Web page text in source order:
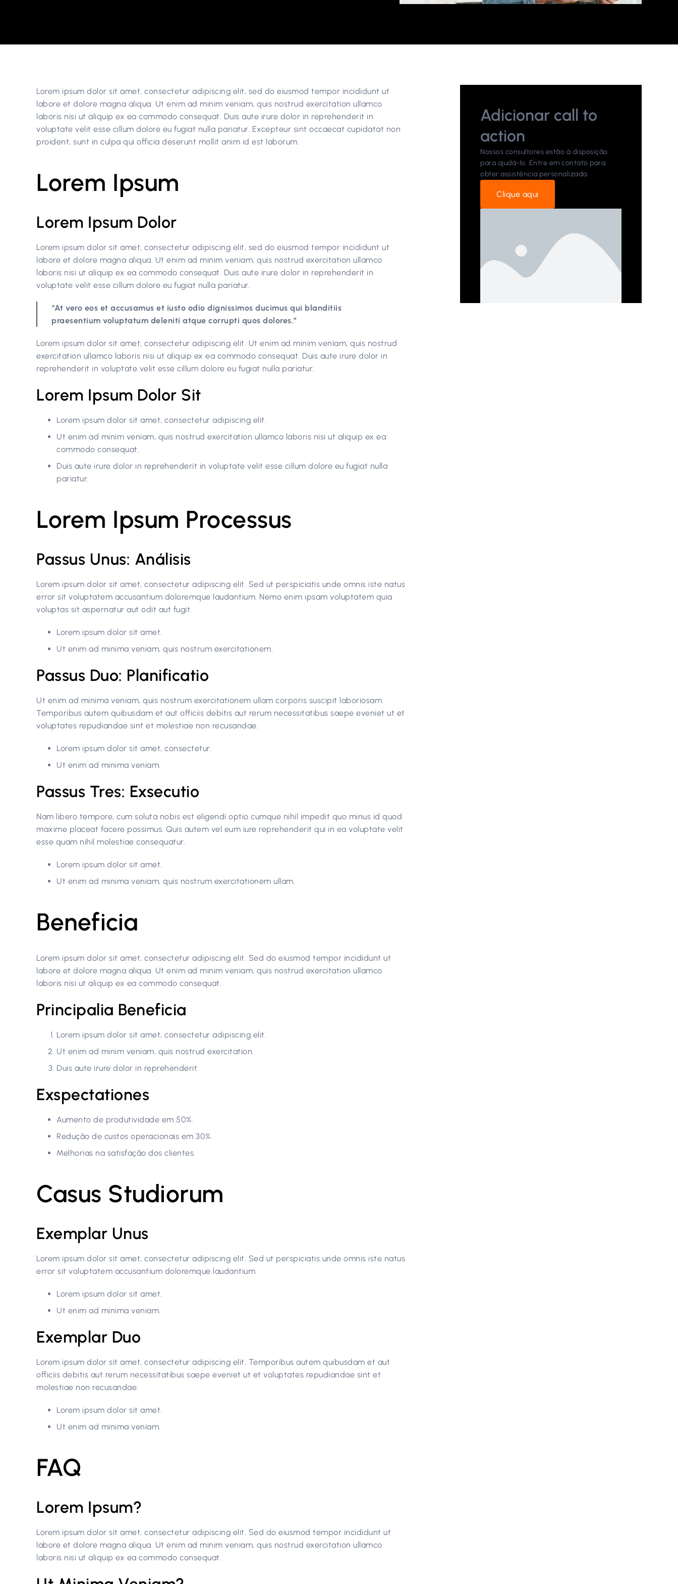
Lorem ipsum dolor sit amet, consectetur adipiscing elit, sed do eiusmod tempor incididunt ut
labore et dolore magna aliqua. Ut enim ad minim veniam, quis nostrud exercitation ullamco
laboris nisi ut aliquip ex ea commodo consequat. Duis aute irure dolor in reprehenderit in
voluptate velit esse cillum dolore eu fugiat nulla pariatur. Excepteur sint occaecat cupidatat non
proident, sunt in culpa qui officia deserunt mollit anim id est laborum.
Lorem Ipsum
Lorem Ipsum Dolor
Lorem ipsum dolor sit amet, consectetur adipiscing elit, sed do eiusmod tempor incididunt ut
labore et dolore magna aliqua. Ut enim ad minim veniam, quis nostrud exercitation ullamco
laboris nisi ut aliquip ex ea commodo consequat. Duis aute irure dolor in reprehenderit in
voluptate velit esse cillum dolore eu fugiat nulla pariatur.
“At vero eos et accusamus et iusto odio dignissimos ducimus qui blanditiis
praesentium voluptatum deleniti atque corrupti quos dolores.”
Lorem ipsum dolor sit amet, consectetur adipiscing elit. Ut enim ad minim veniam, quis nostrud
exercitation ullamco laboris nisi ut aliquip ex ea commodo consequat. Duis aute irure dolor in
reprehenderit in voluptate velit esse cillum dolore eu fugiat nulla pariatur.
Lorem Ipsum Dolor Sit
Lorem ipsum dolor sit amet, consectetur adipiscing elit.
Ut enim ad minim veniam, quis nostrud exercitation ullamco laboris nisi ut aliquip ex ea
commodo consequat.
Duis aute irure dolor in reprehenderit in voluptate velit esse cillum dolore eu fugiat nulla
pariatur.
Lorem Ipsum Processus
Passus Unus: Análisis
Lorem ipsum dolor sit amet, consectetur adipiscing elit. Sed ut perspiciatis unde omnis iste natus
error sit voluptatem accusantium doloremque laudantium. Nemo enim ipsam voluptatem quia
voluptas sit aspernatur aut odit aut fugit.
Lorem ipsum dolor sit amet.
Ut enim ad minima veniam, quis nostrum exercitationem.
Passus Duo: Planificatio
Ut enim ad minima veniam, quis nostrum exercitationem ullam corporis suscipit laboriosam.
Temporibus autem quibusdam et aut officiis debitis aut rerum necessitatibus saepe eveniet ut et
voluptates repudiandae sint et molestiae non recusandae.
Lorem ipsum dolor sit amet, consectetur.
Ut enim ad minima veniam.
Passus Tres: Exsecutio
Nam libero tempore, cum soluta nobis est eligendi optio cumque nihil impedit quo minus id quod
maxime placeat facere possimus. Quis autem vel eum iure reprehenderit qui in ea voluptate velit
esse quam nihil molestiae consequatur.
Lorem ipsum dolor sit amet.
Ut enim ad minima veniam, quis nostrum exercitationem ullam.
Beneficia
Lorem ipsum dolor sit amet, consectetur adipiscing elit. Sed do eiusmod tempor incididunt ut
labore et dolore magna aliqua. Ut enim ad minim veniam, quis nostrud exercitation ullamco
laboris nisi ut aliquip ex ea commodo consequat.
Principalia Beneficia
Lorem ipsum dolor sit amet, consectetur adipiscing elit.
Ut enim ad minim veniam, quis nostrud exercitation.
Duis aute irure dolor in reprehenderit.
Exspectationes
Aumento de produtividade em 50%.
Redução de custos operacionais em 30%.
Melhorias na satisfação dos clientes.
Casus Studiorum
Exemplar Unus
Lorem ipsum dolor sit amet, consectetur adipiscing elit. Sed ut perspiciatis unde omnis iste natus
error sit voluptatem accusantium doloremque laudantium.
Lorem ipsum dolor sit amet.
Ut enim ad minima veniam.
Exemplar Duo
Lorem ipsum dolor sit amet, consectetur adipiscing elit. Temporibus autem quibusdam et aut
officiis debitis aut rerum necessitatibus saepe eveniet ut et voluptates repudiandae sint et
molestiae non recusandae.
Lorem ipsum dolor sit amet.
Ut enim ad minima veniam.
FAQ
Lorem Ipsum?
Lorem ipsum dolor sit amet, consectetur adipiscing elit. Sed do eiusmod tempor incididunt ut
labore et dolore magna aliqua. Ut enim ad minim veniam, quis nostrud exercitation ullamco
laboris nisi ut aliquip ex ea commodo consequat.
Adicionar call to
action
Nossos consultores estão à disposição
para ajudá-lo. Entre em contato para
obter assistência personalizada.
Clique aqui